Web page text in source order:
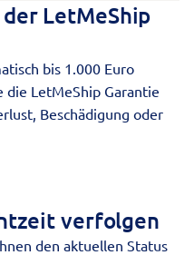
LetMeShip
bis 1.000 Euro
die LetMeShip Garantie
Beschädigung oder
verfolgen
den aktuellen Status